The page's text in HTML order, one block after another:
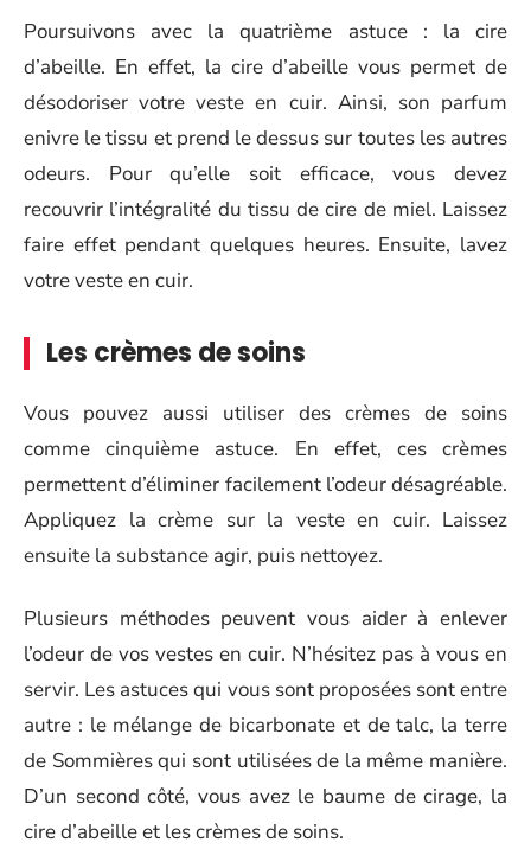
Poursuivons avec la quatrième astuce : la cire
d’abeille. En effet, la cire d’abeille vous permet de
désodoriser votre veste en cuir. Ainsi, son parfum
enivre le tissu et prend le dessus sur toutes les autres
odeurs. Pour qu’elle soit efficace, vous devez
recouvrir l’intégralité du tissu de cire de miel. Laissez
faire effet pendant quelques heures. Ensuite, lavez
votre veste en cuir.
Les crèmes de soins
Vous pouvez aussi utiliser des crèmes de soins
comme cinquième astuce. En effet, ces crèmes
permettent d’éliminer facilement l’odeur désagréable.
Appliquez la crème sur la veste en cuir. Laissez
ensuite la substance agir, puis nettoyez.
Plusieurs méthodes peuvent vous aider à enlever
l’odeur de vos vestes en cuir. N’hésitez pas à vous en
servir. Les astuces qui vous sont proposées sont entre
autre : le mélange de bicarbonate et de talc, la terre
de Sommières qui sont utilisées de la même manière.
D’un second côté, vous avez le baume de cirage, la
cire d’abeille et les crèmes de soins.